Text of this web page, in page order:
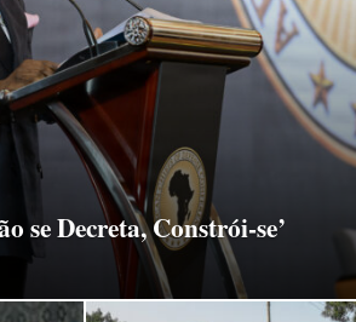
se Decreta, Constrói-se’